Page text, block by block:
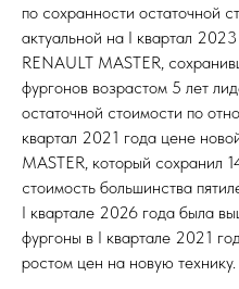
по сохранности остаточной
актуальной на I квартал
RENAULT MASTER,
фургонов возрастом 5 лет
остаточной стоимости по
квартал 2021 года цене
MASTER, который сохранил
стоимость большинства
I квартале 2026 года была
фургоны в I квартале 2021
ростом цен на новую технику.